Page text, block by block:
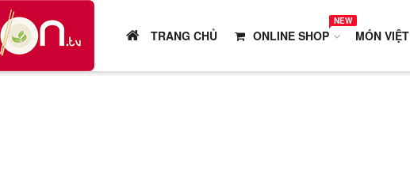
TRANG CHỦ ONLINE SHOP
NEW
MÓN VIỆT